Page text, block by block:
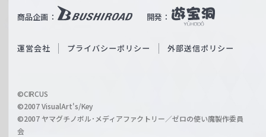
ß
c
a
r
z
商品企画： 開発：
b
O
i
運営会社 プライバシーポリシー 外部送信ポリシー
©CIRCUS
©2007 VisualArt's/Key
©2007 ヤマグチノボル･メディアファクトリー／ゼロの使い魔製作委員
会